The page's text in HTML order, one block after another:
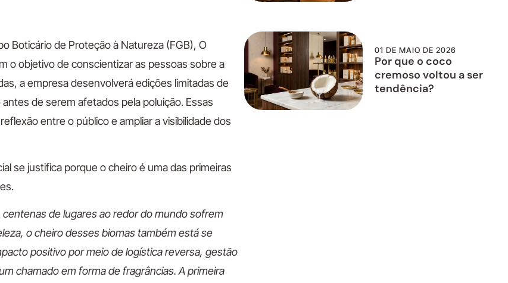
Boticário de Proteção à Natureza (FGB), O
o objetivo de conscientizar as pessoas sobre a
a empresa desenvolverá edições limitadas de
de serem afetados pela poluição. Essas
entre o público e ampliar a visibilidade dos
se justifica porque o cheiro é uma das primeiras
centenas de lugares ao redor do mundo sofrem
o cheiro desses biomas também está se
positivo por meio de logística reversa, gestão
chamado em forma de fragrâncias. A primeira
01 DE MAIO DE 2026
Por que o coco
cremoso voltou a ser
tendência?